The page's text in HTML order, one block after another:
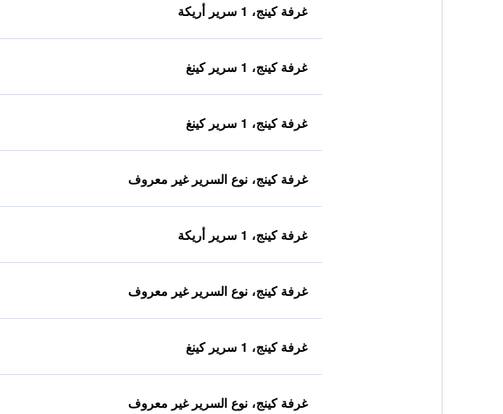
غرفة كينج، 1 سرير أريكة
غرفة كينج، 1 سرير كينغ
غرفة كينج، 1 سرير كينغ
غرفة كينج، نوع السرير غير معروف
غرفة كينج، 1 سرير أريكة
غرفة كينج، نوع السرير غير معروف
غرفة كينج، 1 سرير كينغ
غرفة كينج، نوع السرير غير معروف